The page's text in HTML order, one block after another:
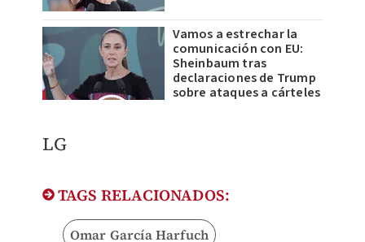
Vamos a estrechar la
comunicación con EU:
Sheinbaum tras
declaraciones de Trump
sobre ataques a cárteles
LG
TAGS RELACIONADOS:
Omar García Harfuch